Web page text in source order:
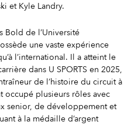
et Kyle Landry.
Bold de l’Université
une vaste expérience
l’international. Il a atteint le
dans U SPORTS en 2025,
de l’histoire du circuit à
occupé plusieurs rôles avec
senior, de développement et
à la médaille d’argent